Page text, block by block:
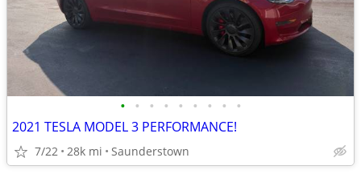
• • • • • • • • •
2021 TESLA MODEL 3 PERFORMANCE!
7/22 28k mi Saunderstown